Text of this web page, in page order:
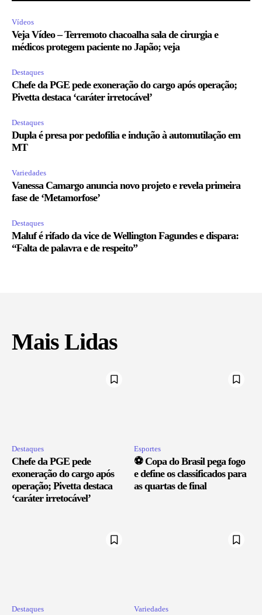
Vídeos
Veja Vídeo – Terremoto chacoalha sala de cirurgia e
médicos protegem paciente no Japão; veja
Destaques
Chefe da PGE pede exoneração do cargo após operação;
Pivetta destaca ‘caráter irretocável’
Destaques
Dupla é presa por pedofilia e indução à automutilação em
MT
Variedades
Vanessa Camargo anuncia novo projeto e revela primeira
fase de ‘Metamorfose’
Destaques
Maluf é rifado da vice de Wellington Fagundes e dispara:
“Falta de palavra e de respeito”
Mais Lidas
Destaques
Chefe da PGE pede
exoneração do cargo após
operação; Pivetta destaca
‘caráter irretocável’
Esportes
⚽ Copa do Brasil pega fogo
e define os classificados para
as quartas de final
Destaques Variedades